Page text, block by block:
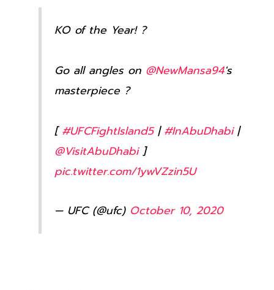
KO of the Year! ?
Go all angles on @NewMansa94's
masterpiece ?
[#UFCFightIsland5|#InAbuDhabi|
@VisitAbuDhabi]
pic.twitter.com/1ywVZzin5U
— UFC (@ufc) October 10, 2020